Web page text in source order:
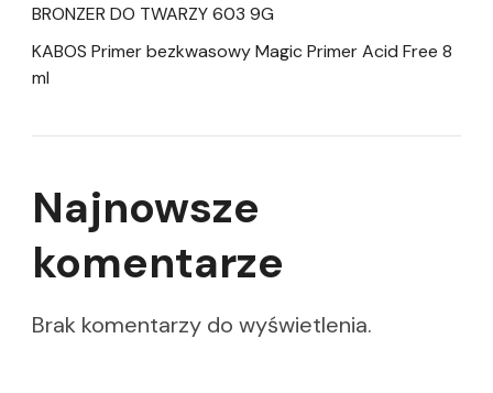
BRONZER DO TWARZY 603 9G
KABOS Primer bezkwasowy Magic Primer Acid Free 8
ml
Najnowsze
komentarze
Brak komentarzy do wyświetlenia.